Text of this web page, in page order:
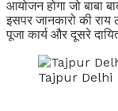
आयोजन होगा जो बाबा
इसपर जानकारो की राय
पूजा कार्य और दूसरे
Tajpur Delhi